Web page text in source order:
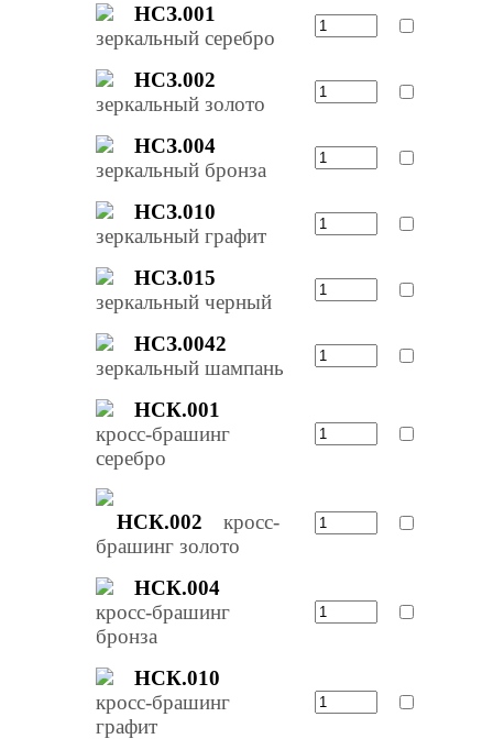
НСЗ.001
зеркальный серебро
НСЗ.002
зеркальный золото
НСЗ.004
зеркальный бронза
НСЗ.010
зеркальный графит
НСЗ.015
зеркальный черный
НСЗ.0042
зеркальный шампань
НСК.001
кросс-брашинг
серебро
НСК.002
кросс-
брашинг золото
НСК.004
кросс-брашинг
бронза
НСК.010
кросс-брашинг
графит